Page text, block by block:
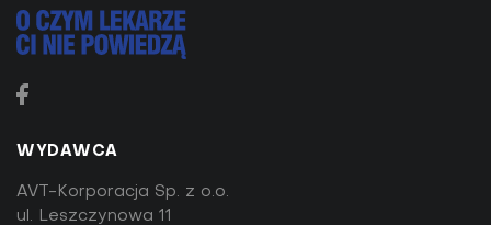
WYDAWCA
AVT-Korporacja Sp. z o.o.
ul. Leszczynowa 11